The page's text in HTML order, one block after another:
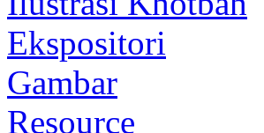
Ekspositori
Gambar
Resource